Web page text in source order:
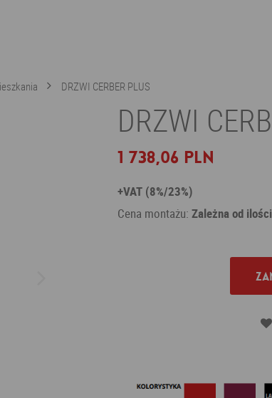
DRZWI CERBER PLUS
DRZWI
1 738,06 PLN
+VAT (8%/23%)
Cena montażu: Zależna od